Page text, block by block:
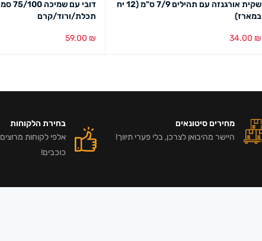
שקית אורגנזה עם תהילים 7/9 ס"מ (12 יח
במארז)
34.00 ₪
דובי עם שמיכה 75/100 סמ
תכלת/ורוד/קרם
59.00 ₪
מחירים סיטונאים
היישר מהיבואן לצרכן, בלי פערי תיווך!
בחירת הלקוחות
כוכבים!